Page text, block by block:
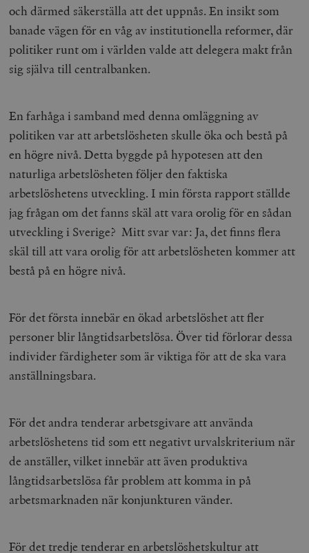
och därmed säkerställa att det uppnås. En insikt som
banade vägen för en våg av institutionella reformer, där
politiker runt om i världen valde att delegera makt från
sig själva till centralbanken.
En farhåga i samband med denna omläggning av
politiken var att arbetslösheten skulle öka och bestå på
en högre nivå. Detta byggde på hypotesen att den
naturliga arbetslösheten följer den faktiska
arbetslöshetens utveckling. I min första rapport ställde
jag frågan om det fanns skäl att vara orolig för en sådan
utveckling i Sverige? Mitt svar var: Ja, det finns flera
skäl till att vara orolig för att arbetslösheten kommer att
bestå på en högre nivå.
För det första innebär en ökad arbetslöshet att fler
personer blir långtidsarbetslösa. Över tid förlorar dessa
individer färdigheter som är viktiga för att de ska vara
anställningsbara.
För det andra tenderar arbetsgivare att använda
arbetslöshetens tid som ett negativt urvalskriterium när
de anställer, vilket innebär att även produktiva
långtidsarbetslösa får problem att komma in på
arbetsmarknaden när konjunkturen vänder.
För det tredje tenderar en arbetslöshetskultur att